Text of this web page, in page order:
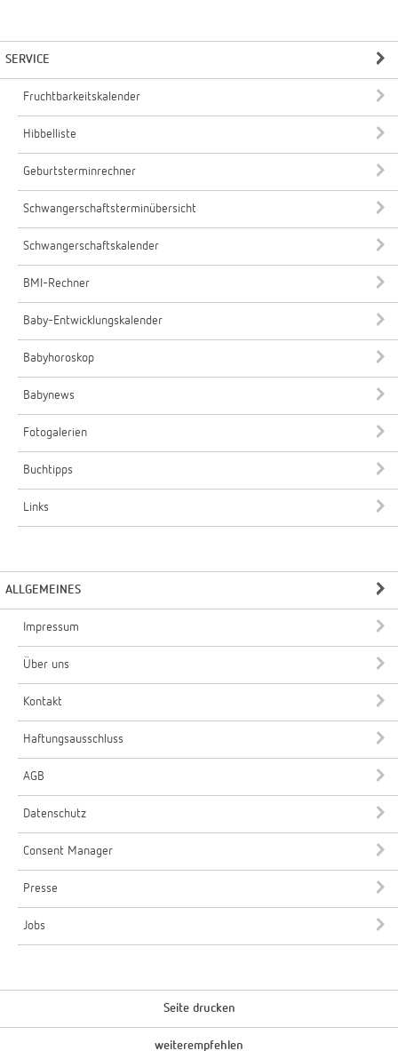
SERVICE
Fruchtbarkeitskalender
Hibbelliste
Geburtsterminrechner
Schwangerschaftsterminübersicht
Schwangerschaftskalender
BMI-Rechner
Baby-Entwicklungskalender
Babyhoroskop
Babynews
Fotogalerien
Buchtipps
Links
ALLGEMEINES
Impressum
Über uns
Kontakt
Haftungsausschluss
AGB
Datenschutz
Consent Manager
Presse
Jobs
Seite drucken
weiterempfehlen